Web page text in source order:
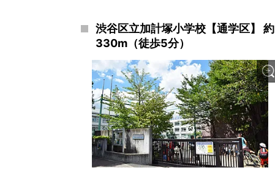
渋谷区立加計塚小学校【通学区】 約
330m（徒歩5分）